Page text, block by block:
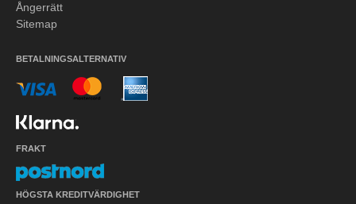
Ångerrätt
Sitemap
BETALNINGSALTERNATIV
FRAKT
HÖGSTA KREDITVÄRDIGHET